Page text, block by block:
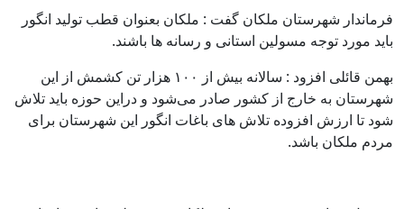
فرماندار شهرستان ملکان گفت : ملکان بعنوان قطب تولید انگور
باید مورد توجه مسولین استانی و رسانه ها باشند.
بهمن قائلی افزود : سالانه بیش از ۱۰۰ هزار تن کشمش از این
شهرستان به خارج از کشور صادر می‌شود و دراین حوزه باید تلاش‌
شود تا ارزش افزوده تلاش های باغات انگور این شهرستان برای
مردم ملکان باشد.